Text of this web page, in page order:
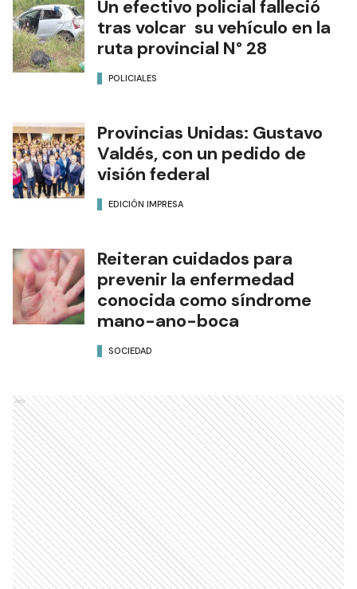
Un efectivo policial falleció
tras volcar su vehículo en la
ruta provincial N° 28
POLICIALES
Provincias Unidas: Gustavo
Valdés, con un pedido de
visión federal
EDICIÓN IMPRESA
Reiteran cuidados para
prevenir la enfermedad
conocida como síndrome
mano-ano-boca
SOCIEDAD
Ads